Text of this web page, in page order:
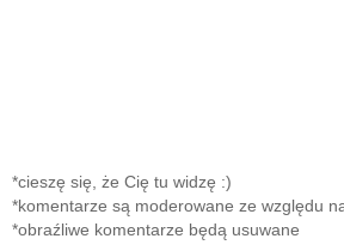
*cieszę się, że Cię tu widzę :)
*komentarze są moderowane ze względu
*obraźliwe komentarze będą usuwane